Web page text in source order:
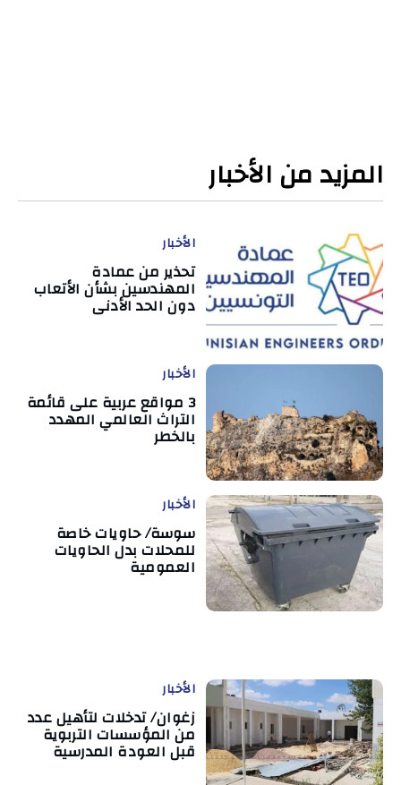
المزيد من الأخبار
الأخبار
تحذير من عمادة
المهندسين بشأن الأتعاب
دون الحد الأدنى
الأخبار
3 مواقع عربية على قائمة
التراث العالمي المهدد
بالخطر
الأخبار
سوسة/ حاويات خاصة
للمحلات بدل الحاويات
العمومية
الأخبار
زغوان/ تدخلات لتأهيل عدد
من المؤسسات التربوية
قبل العودة المدرسية